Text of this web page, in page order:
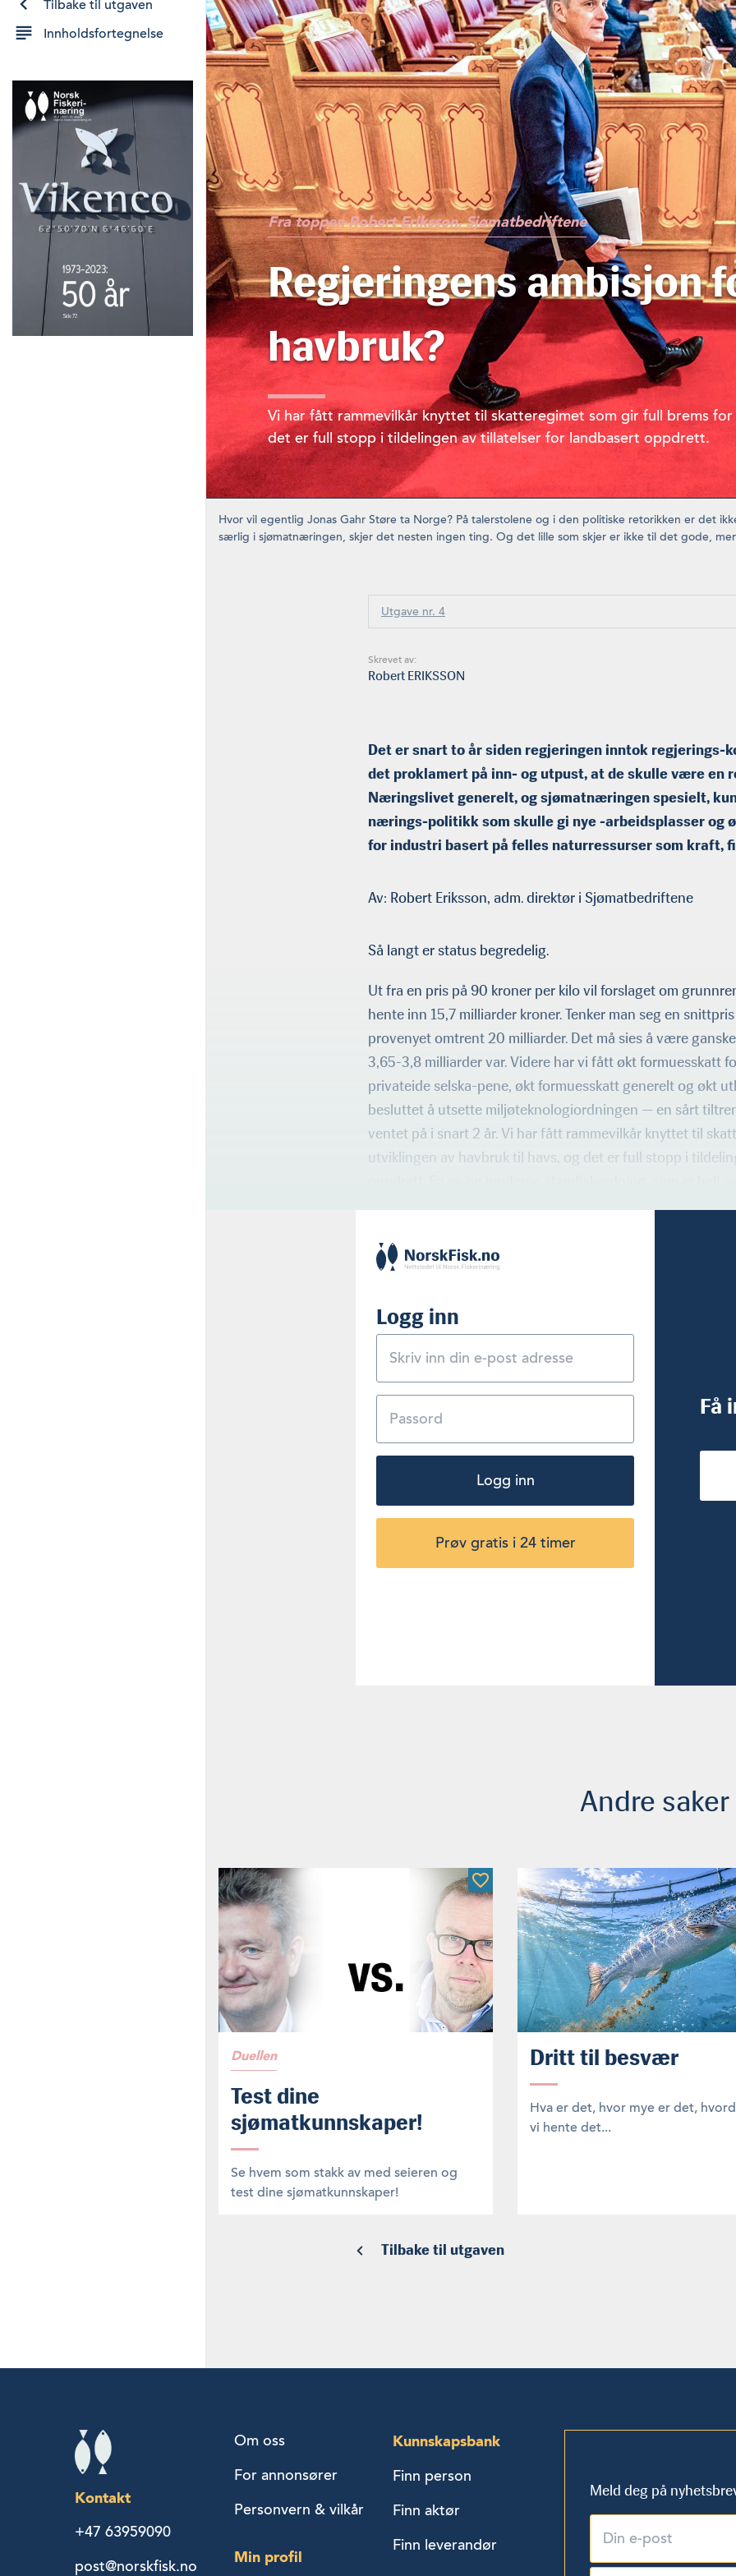
Tilbake til utgaven
Innholdsfortegnelse
Fra toppen Robert Eriksson, Sjømatbedriftene
Regjeringens ambisjon
havbruk?
Vi har fått rammevilkår knyttet til skatteregimet som gir full brems
det er full stopp i tildelingen av tillatelser for landbasert oppdrett.
Hvor vil egentlig Jonas Gahr Støre ta Norge? På talerstolene og i den politiske retorikken er det
særlig i sjømatnæringen, skjer det nesten ingen ting. Og det lille som skjer er ikke til det gode,
Utgave nr. 4
Skrevet av:
Robert ERIKSSON
Det er snart to år siden regjeringen inntok regjerings-
det proklamert på inn- og utpust, at de skulle være en
Næringslivet generelt, og sjømatnæringen spesielt,
nærings-politikk som skulle gi nye -arbeidsplasser og
for industri basert på felles naturressurser som kraft,
Av: Robert Eriksson, adm. direktør i Sjømatbedriftene
Så langt er status begredelig.
Ut fra en pris på 90 kroner per kilo vil forslaget om
hente inn 15,7 milliarder kroner. Tenker man seg en
provenyet omtrent 20 milliarder. Det må sies å være
3,65-3,8 milliarder var. Videre har vi fått økt formuesskatt
privateide selska-pene, økt formuesskatt generelt og økt
besluttet å utsette miljøteknologiordningen — en sårt
ventet på i snart 2 år. Vi har fått rammevilkår knyttet til
utviklingen av havbruk til havs, og det er full stopp i
Logg inn
Logg inn
Prøv gratis i 24 timer
Få
Andre saker
Duellen
Test dine
sjømatkunnskaper!
Se hvem som stakk av med seieren og
test dine sjømatkunnskaper!
Dritt til besvær
Hva er det, hvor mye er det,
vi hente det...
Tilbake til utgaven
Kontakt
+47 63959090
post@norskfisk.no
Om oss
For annonsører
Personvern & vilkår
Min profil
Kunnskapsbank
Finn person
Finn aktør
Finn leverandør
Meld deg på